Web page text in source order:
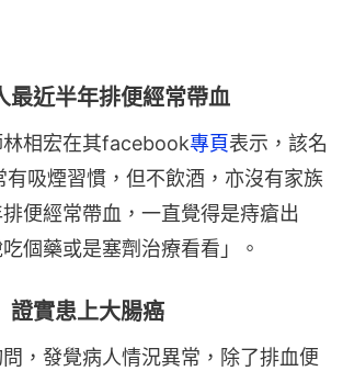
最近半年排便經常帶血
相宏在其facebook專頁表示，該名
吸煙習慣，但不飲酒，亦沒有家族
便經常帶血，一直覺得是痔瘡出
個藥或是塞劑治療看看」。
實患上大腸癌
，發覺病人情況異常，除了排血便